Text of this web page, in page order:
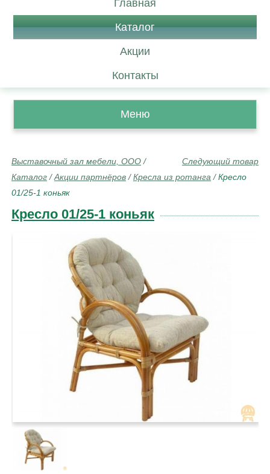
Главная
Каталог
Акции
Контакты
Меню
Следующий товар
Выставочный зал мебели, ООО /
Каталог /Акции партнёров /Кресла из ротанга /Кресло
01/25-1 коньяк
Кресло 01/25-1 коньяк